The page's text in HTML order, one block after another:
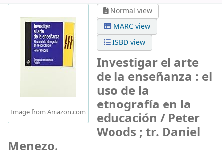
Image from Amazon.com
Normal view
MARC view
ISBD view
Investigar el arte
de la enseñanza : el
uso de la
etnografía en la
educación / Peter
Woods ; tr. Daniel
Menezo.